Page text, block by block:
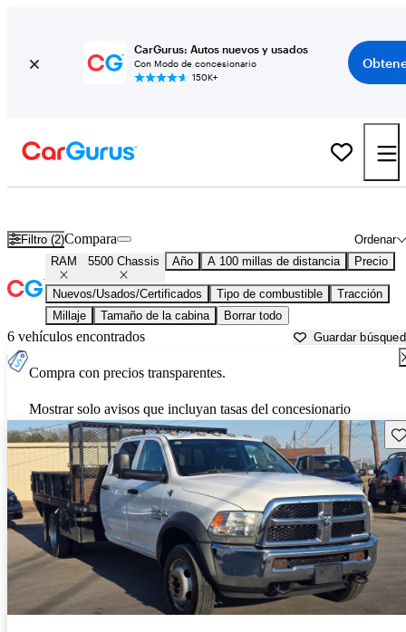
CarGurus: Autos nuevos y usados
Con Modo de concesionario
150K+
Filtro (2) Ordenar
Compara
RAM 5500 Chassis Año A 100 millas de distancia Precio
Nuevos/Usados/Certificados Tipo de combustible
Tracción
Millaje
Tamaño de la cabina Borrar todo
6 vehículos encontrados Guardar
Compra con precios transparentes.
Mostrar solo avisos que incluyan tasas del concesionario